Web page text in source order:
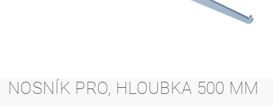
NOSNÍK PRO, HLOUBKA 500 MM